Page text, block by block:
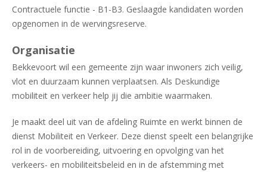
Contractuele functie - B1-B3. Geslaagde kandidaten worden
opgenomen in de wervingsreserve.
Organisatie
Bekkevoort wil een gemeente zijn waar inwoners zich veilig,
vlot en duurzaam kunnen verplaatsen. Als Deskundige
mobiliteit en verkeer help jij die ambitie waarmaken.
Je maakt deel uit van de afdeling Ruimte en werkt binnen de
dienst Mobiliteit en Verkeer. Deze dienst speelt een belangrijke
rol in de voorbereiding, uitvoering en opvolging van het
verkeers- en mobiliteitsbeleid en in de afstemming met